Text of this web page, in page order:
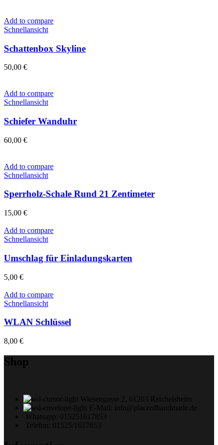
Add to compare
Schnellansicht
Schattenbox Skyline
50,00 €
Add to compare
Schnellansicht
Schiefer Wanduhr
60,00 €
Add to compare
Schnellansicht
Sperrholz-Schale Rund 21 Zentimeter
15,00 €
Add to compare
Schnellansicht
Umschlag für Einladungskarten
5,00 €
Add to compare
Schnellansicht
WLAN Schlüssel
8,00 €
Shop
Wiesengasse 2, 61203 Reichelsheim
E-Mail: info@placeofhandmade.de
Whatsapp: 015251617853
Telefon: 01525/1617853